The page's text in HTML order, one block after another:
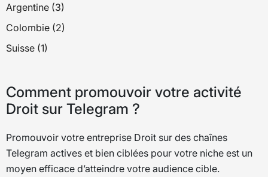
Argentine (3)
Colombie (2)
Suisse (1)
Comment promouvoir votre activité
Droit sur Telegram ?
Promouvoir votre entreprise Droit sur des chaînes
Telegram actives et bien ciblées pour votre niche est un
moyen efficace d’atteindre votre audience cible.